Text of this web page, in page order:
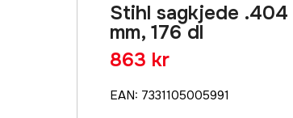
Stihl sagkjede .404
mm, 176 dl
863 kr
EAN: 7331105005991